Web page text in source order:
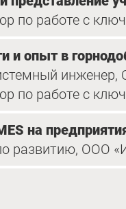
по работе с
и опыт в
инженер,
по работе с
на
развитию, ООО